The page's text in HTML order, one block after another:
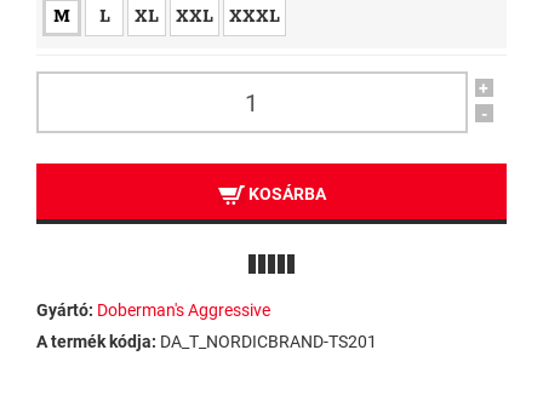
M L XL XXL XXXL
+
-
KOSÁRBA
Gyártó: Doberman's Aggressive
A termék kódja: DA_T_NORDICBRAND-TS201